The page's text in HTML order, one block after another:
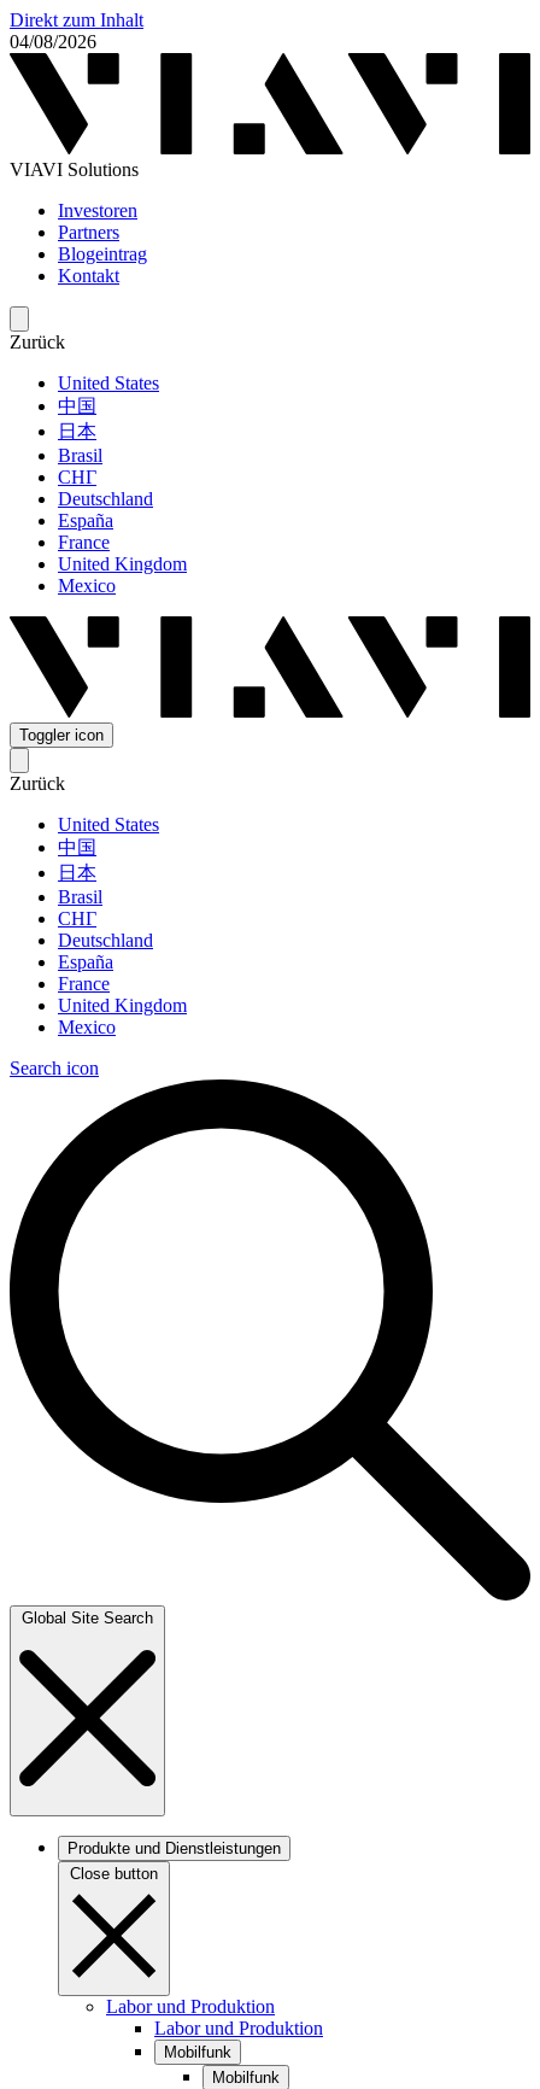
Direkt zum Inhalt
04/08/2026
VIAVI Solutions
Investoren
Partners
Blogeintrag
Kontakt
Zurück
United States
中国
日本
Brasil
СНГ
Deutschland
España
France
United Kingdom
Mexico
Toggler icon
Zurück
United States
中国
日本
Brasil
СНГ
Deutschland
España
France
United Kingdom
Mexico
Search icon
Global Site Search
Produkte und Dienstleistungen
Close button
Labor und Produktion
Labor und Produktion
Mobilfunk
Mobilfunk